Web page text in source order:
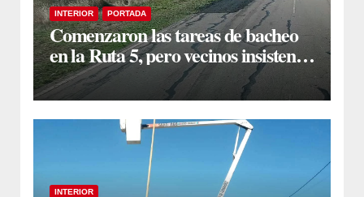
INTERIOR PORTADA
Comenzaron las tareas de bacheo
en la Ruta 5, pero vecinos insisten
en un reclamo integral
INTERIOR